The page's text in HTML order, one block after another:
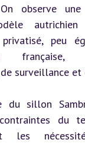
On observe
autrichien
privatisé, peu
française,
surveillance et
du sillon
du
les